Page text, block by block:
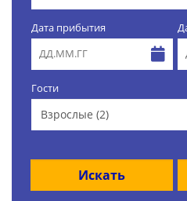
Дата прибытия
Гости
Взрослые (2)
Искать